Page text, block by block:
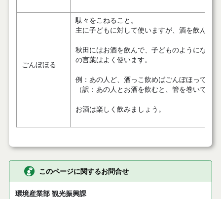
ごんぼほる
駄々をこねること。
主に子どもに対して使いますが、酒を飲んで
秋田にはお酒を飲んで、子どものようになっ
の言葉はよく使います。
例：あの人ど、酒っこ飲めばごんぼほってし
（訳：あの人とお酒を飲むと、管を巻いてし
お酒は楽しく飲みましょう。
このページに関するお問合せ
環境産業部 観光振興課